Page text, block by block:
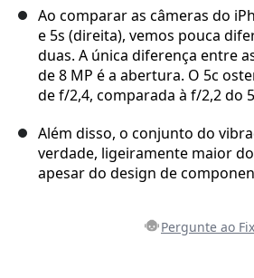
Ao comparar as câmeras do
e 5s (direita), vemos pouca
duas. A única diferença entre
de 8 MP é a abertura. O 5c
de f/2,4, comparada à f/2,2 do
Além disso, o conjunto do
verdade, ligeiramente maior
apesar do design de
Pergunte ao